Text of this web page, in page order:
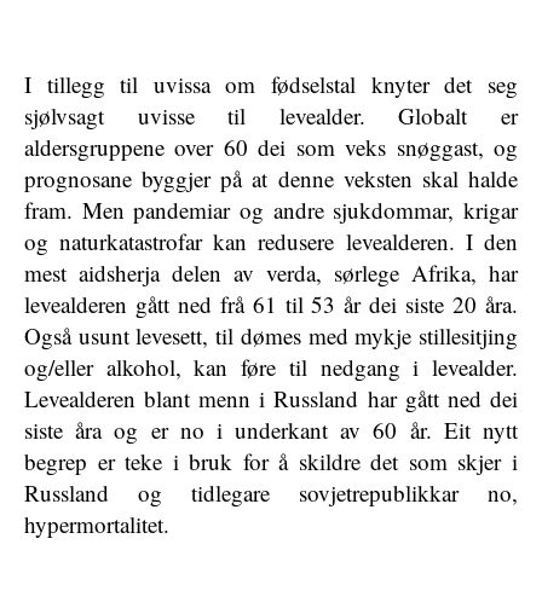
I tillegg til uvissa om fødselstal knyter det seg
sjølvsagt uvisse til levealder. Globalt er
aldersgruppene over 60 dei som veks snøggast, og
prognosane byggjer på at denne veksten skal halde
fram. Men pandemiar og andre sjukdommar, krigar
og naturkatastrofar kan redusere levealderen. I den
mest aidsherja delen av verda, sørlege Afrika, har
levealderen gått ned frå 61 til 53 år dei siste 20 åra.
Også usunt levesett, til dømes med mykje stillesitjing
og/eller alkohol, kan føre til nedgang i levealder.
Levealderen blant menn i Russland har gått ned dei
siste åra og er no i underkant av 60 år. Eit nytt
begrep er teke i bruk for å skildre det som skjer i
Russland og tidlegare sovjetrepublikkar no,
hypermortalitet.